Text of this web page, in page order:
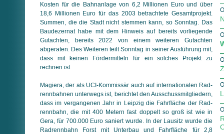
Kosten für die Bahnanlage von 6,2 Millionen Euro und über
18,6 Millionen Euro für das 2003 betrachtete Gesamtprojekt.
Sum­men, die die Stadt nicht stemmen kann, so Sonntag. Das
Bau­de­zer­nat habe mit dem Hinweis auf bereits vorliegende
Gutachten, bereits 2022 von einem weiteren Gutachten
abgeraten. Des Weiteren teilt Sonntag in seiner Ausführung mit,
dass mit keinen Fördermitteln für ein solches Projekt zu
rechnen ist.
Magiera, der als UCI-Kommissär auch auf internationalen Rad­
renn­bahnen unterwegs ist, berichtet den Aus­schuss­mit­glie­dern,
dass im vergangenen Jahr in Leipzig die Fahrfläche der Rad­
rennbahn, die mit 400 Metern fast doppelt so groß ist wie in
Gera, für 700.000 Euro saniert wurde. In der Lausitz wurde die
Radrennbahn Forst mit Unterbau und Fahrfläche für 2,8